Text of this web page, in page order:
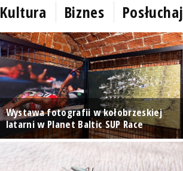
Kultura Biznes Posłuchaj
Wystawa fotografii w kołobrzeskiej
latarni w Planet Baltic SUP Race